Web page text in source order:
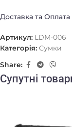
Доставка та Оплата
Артикул: LDM-006
Категорія: Сумки
Share:
Супутні